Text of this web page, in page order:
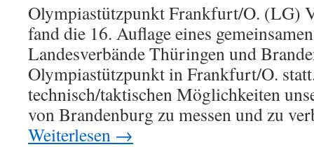
Olympiastützpunkt Frankfurt/O. (LG)
fand die 16. Auflage eines
Landesverbände Thüringen und
Olympiastützpunkt in Frankfurt/O.
technisch/taktischen Möglichkeiten
von Brandenburg zu messen und zu
Weiterlesen →